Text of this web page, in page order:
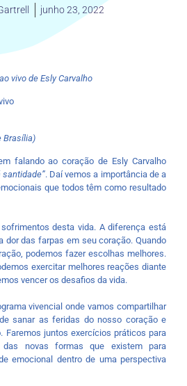
junho 23, 2022
vivo de Esly Carvalho
Brasília)
falando ao coração de Esly Carvalho
santidade”. Daí vemos a importância de a
que todos têm como resultado
desta vida. A diferença está
dor das farpas em seu coração. Quando
podemos fazer escolhas melhores.
exercitar melhores reações diante
vencer os desafios da vida.
vivencial onde vamos compartilhar
sanar as feridas do nosso coração e
Faremos juntos exercícios práticos para
das novas formas que existem para
emocional dentro de uma perspectiva